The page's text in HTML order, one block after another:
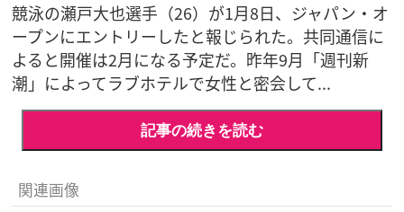
競泳の瀬戸大也選手（26）が1月8日、ジャパン・オ
ープンにエントリーしたと報じられた。共同通信に
よると開催は2月になる予定だ。昨年9月「週刊新
潮」によってラブホテルで女性と密会して...
記事の続きを読む
関連画像